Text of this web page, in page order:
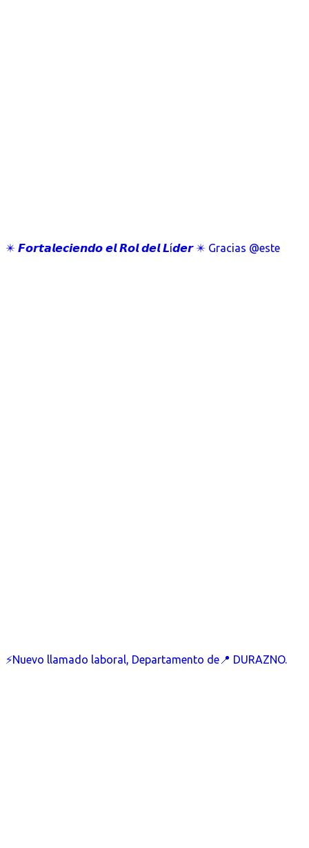
✴️ 𝙁𝙤𝙧𝙩𝙖𝙡𝙚𝙘𝙞𝙚𝙣𝙙𝙤 𝙚𝙡 𝙍𝙤𝙡 𝙙𝙚𝙡 𝙇í𝙙𝙚𝙧 ✴️ Gracias @este
⚡Nuevo llamado laboral, Departamento de📍 DURAZNO.